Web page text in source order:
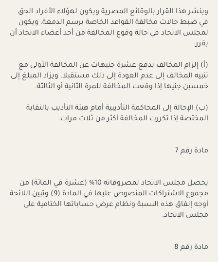
وينشر هذا القرار بالوقائع المصرية ويكون لهؤلاء الأفراد الحق
في ضبط حالات مخالفة القواعد الخاصة برسم الدمغة، ويكون
لمجلس الاتحاد في حالة وقوع المخالفة من أحد أعضاء الاتحاد أن
يقرر:
(أ‌) إلزام المخالف بدفع عشرة جنيهات عن المخالفة الأولى مع
تنبيه المخالف إلى عدم العودة إلى ذلك مستقبلا، ويزاد المبلغ إلى
خمسين جنيها إذا وقعت المخالفة للمرة الثانية أو الثالثة.
(ب‌) الإحالة إلى المحاكمة التأديبية أمام هيئة التأديب بالنقابة
المختصة إذا تكررت المخالفة أكثر من ثلاث مرات.
مادة رقم 7
يحصل مجلس الاتحاد لمصروفاته 10% (عشرة في المائة) من
مجموع الاشتراكات المنصوص عليها في المادة (9) وتبين اللائحة
أوجه إنفاق هذه النسبة ونظام عرض حساباتها الختامية على
مجلس الاتحاد.
مادة رقم 8